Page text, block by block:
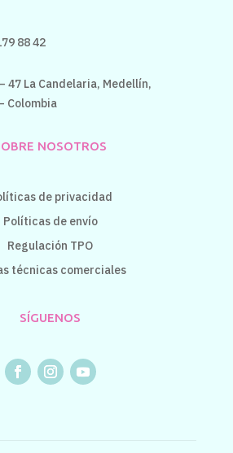
88 42
47 La Candelaria, Medellín,
Colombia
NOSOTROS
de privacidad
Políticas de envío
Regulación TPO
técnicas comerciales
SÍGUENOS